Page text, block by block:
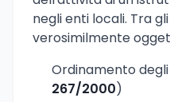
negli enti locali. Tra
verosimilmente
Ordinamento
267/2000)